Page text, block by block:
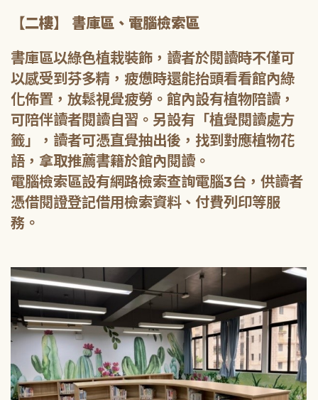
【二樓】 書庫區、電腦檢索區
書庫區以綠色植栽裝飾，讀者於閱讀時不僅可
以感受到芬多精，疲憊時還能抬頭看看館內綠
化佈置，放鬆視覺疲勞。館內設有植物陪讀，
可陪伴讀者閱讀自習。另設有「植覺閱讀處方
籤」，讀者可憑直覺抽出後，找到對應植物花
語，拿取推薦書籍於館內閱讀。
電腦檢索區設有網路檢索查詢電腦3台，供讀者
憑借閱證登記借用檢索資料、付費列印等服
務。